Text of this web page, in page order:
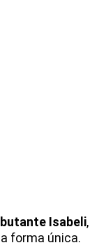
Isabeli,
forma única.